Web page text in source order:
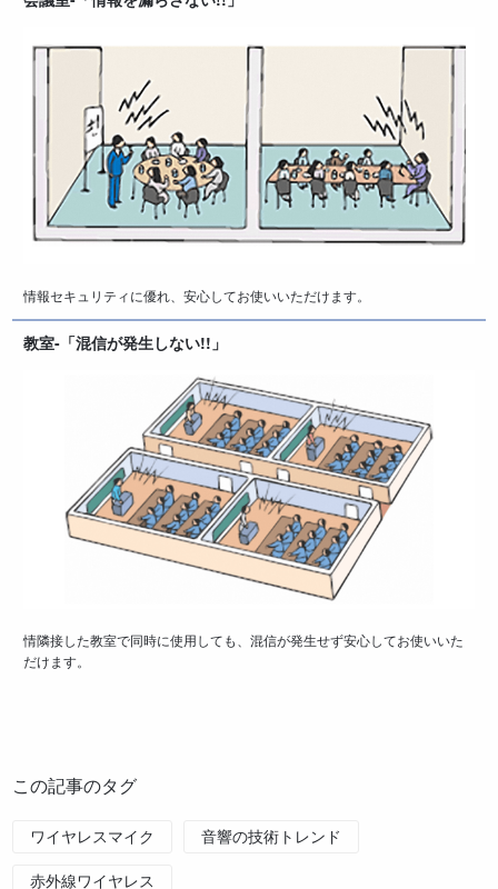
情報セキュリティに優れ、安心してお使いいただけます。
教室-「混信が発生しない!!」
情隣接した教室で同時に使用しても、混信が発生せず安心してお使いいた
だけます。
この記事のタグ
ワイヤレスマイク 音響の技術トレンド
赤外線ワイヤレス